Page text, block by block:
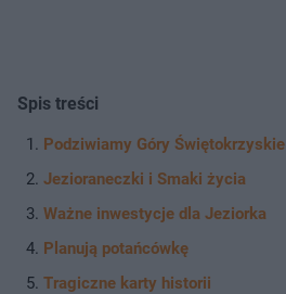
Spis treści
Podziwiamy Góry Świętokrzyskie
Jezioraneczki i Smaki życia
Ważne inwestycje dla Jeziorka
Planują potańcówkę
Tragiczne karty historii